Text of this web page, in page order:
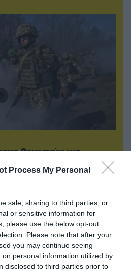
Process My Personal
sale, sharing to third parties, or
or sensitive information for
please use the below opt-out
Please note that after your
you may continue seeing
personal information utilized by
disclosed to third parties prior to
Ουκρανών για
Δείτε το πριν & το
τους (βίντεο)